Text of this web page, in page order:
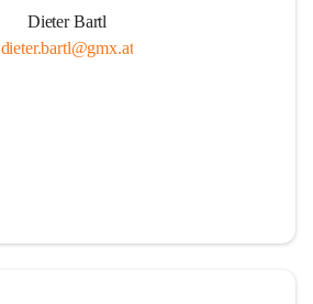
Dieter Bartl
dieter.bartl@gmx.at